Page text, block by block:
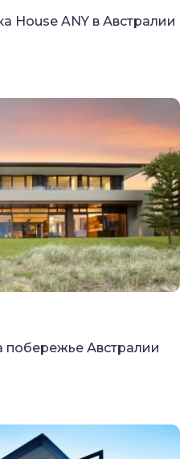
ANY в Австралии
Австралии